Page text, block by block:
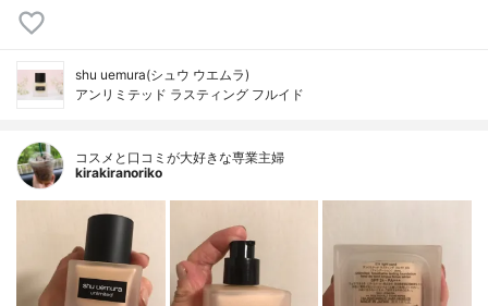
shu uemura(シュウ ウエムラ)
アンリミテッド ラスティング フルイド
コスメと口コミが大好きな専業主婦
kirakiranoriko